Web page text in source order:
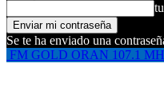
Se te ha enviado una
FM GOLD ORAN 107.1